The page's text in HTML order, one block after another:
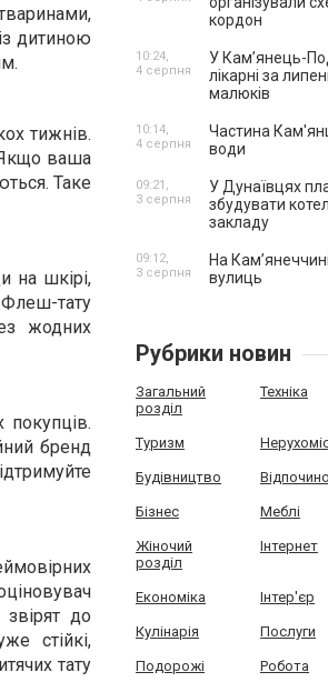
дитиною
тижнів.
Якщо ваша
Таке
на шкірі,
Флеш-тату
жодних
покупців.
бренд
до
стійкі,
тату
кордон
У Кам’янець-
лікарні за
малюків
10:24,
4 серпня
Частина
води
10:14,
4 серпня
У Дунаївцях
збудувати
закладу
09:21,
3 серпня
На
вулиць
09:12,
3 серпня
Рубрики новин
Загальний
розділ
Техніка
Туризм
Будівництво
Бізнес Меблі
Жіночий
розділ
Інтернет
Економіка Інтер'єр
Кулінарія Послуги
Подорожі Робота